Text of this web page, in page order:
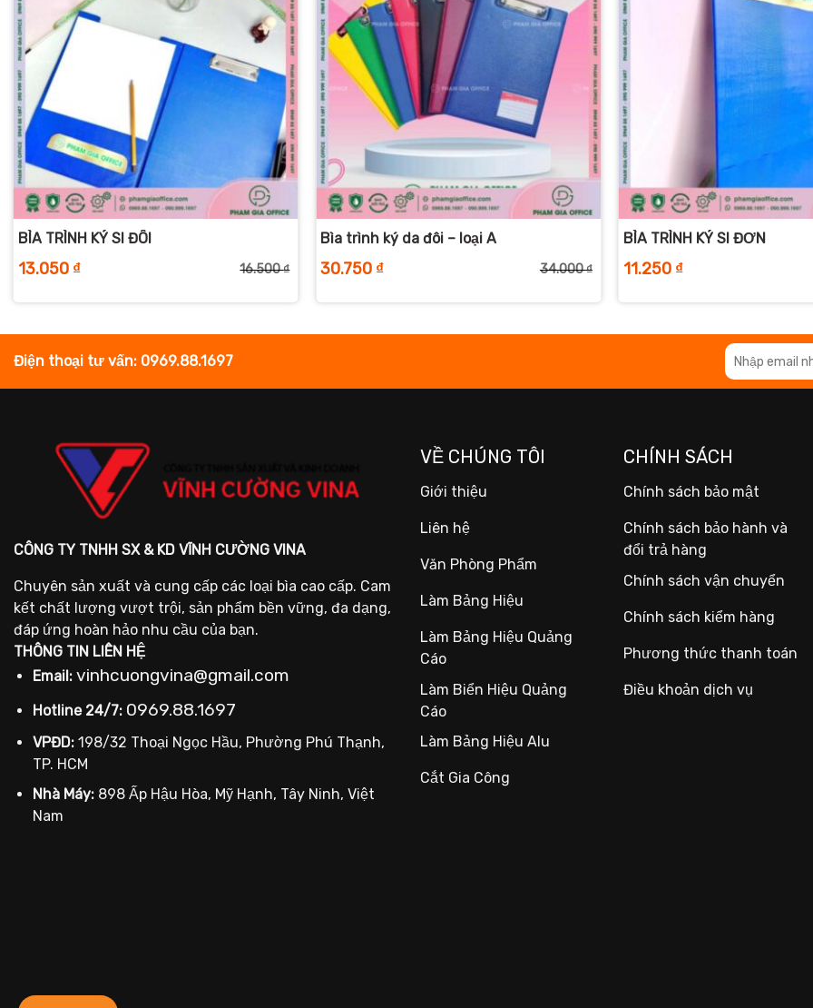
+
BÌA TRÌNH KÝ SI ĐÔI
16.500₫
là:
13.050 ₫
tại
+
Bìa trình ký da đôi – loại A
34.000₫
là:
30.750 ₫
tại
+
BÌA TRÌNH KÝ SI ĐƠN
11.250 ₫
Điện thoại tư vấn: 0969.88.1697
CÔNG TY TNHH SX & KD VĨNH CƯỜNG VINA
Chuyên sản xuất và cung cấp các loại bìa cao cấp. Cam
kết chất lượng vượt trội, sản phẩm bền vững, đa dạng,
đáp ứng hoàn hảo nhu cầu của bạn.
THÔNG TIN LIÊN HỆ
Email: vinhcuongvina@gmail.com
Hotline 24/7: 0969.88.1697
VPĐD: 198/32 Thoại Ngọc Hầu, Phường Phú Thạnh,
TP. HCM
Nhà Máy: 898 Ấp Hậu Hòa, Mỹ Hạnh, Tây Ninh, Việt
Nam
VỀ CHÚNG TÔI
Giới thiệu
Liên hệ
Văn Phòng Phẩm
Làm Bảng Hiệu
Làm Bảng Hiệu Quảng
Cáo
Làm Biển Hiệu Quảng
Cáo
Làm Bảng Hiệu Alu
Cắt Gia Công
CHÍNH SÁCH
Chính sách bảo mật
Chính sách bảo hành và
đổi trả hàng
Chính sách vận chuyển
Chính sách kiểm hàng
Phương thức thanh toán
Điều khoản dịch vụ